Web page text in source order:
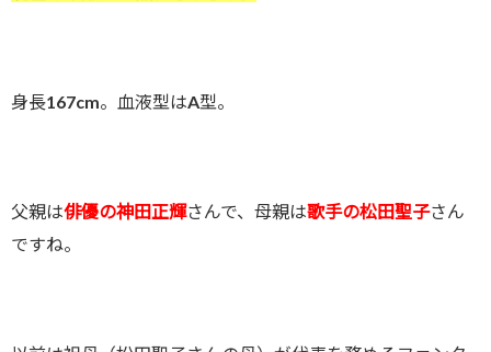
身長167cm。血液型はA型。
父親は俳優の神田正輝さんで、母親は歌手の松田聖子さん
ですね。